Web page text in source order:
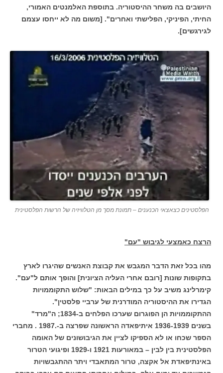
היושבים בה משחר ההיסטוריה. בתוספת האלמנטים האמורי,
החיתי, הפיניקי, הפלישתי ואחרים". [משום מה לא ייחסו עצמם
לגירגשים].
הפלסטינים כצאצאי הכנענים – תמונת מסך מן הטלוויזיה של הרשות הפלסטינית
הרצח כאמצעי לגיבוש "עם"
מהו בכל זאת הדבר המגבש את קבוצת האנשים שהיגרו לארץ
בתקופות שונות [רובם אחרי העליה הציונית] והופך אותם ל"עם".
קימרלינג משיב על כך במילים הבאות: "שלוש התקוממויות
הגדירו את ההיסטוריה המודרנית של ערביי פלסטין".
ההתקוממויות הן הפוגרום שערכו הפלחים ב-1834; ה"מרד"
בשנים 1936-1939 איתיפאדה הראשונה שפרצה ב-.1987 .
מחברי
הספר שכחו או לא הספיקו לציין את הגיבושונים של האומה
הפלסטינית בין לבין – במאורעות 1921 ו-1929 ופיגועי הטרור
באינתיפאדת אל אקצה, טרור המתאבדי ויתר ההתגבשויות